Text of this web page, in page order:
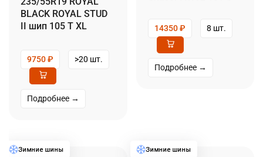
BLACK ROYAL STUD
II шип 105 T XL
9750₽ >20 шт.
Подробнее →
14350₽ 8 шт.
Подробнее →